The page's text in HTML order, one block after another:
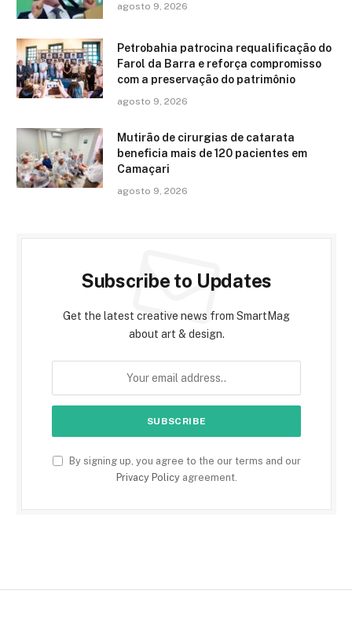
agosto 9, 2026
Petrobahia patrocina requalificação do
Farol da Barra e reforça compromisso
com a preservação do patrimônio
agosto 9, 2026
Mutirão de cirurgias de catarata
beneficia mais de 120 pacientes em
Camaçari
agosto 9, 2026
Subscribe to Updates
Get the latest creative news from SmartMag
about art & design.
By signing up, you agree to the our terms and our
Privacy Policyagreement.